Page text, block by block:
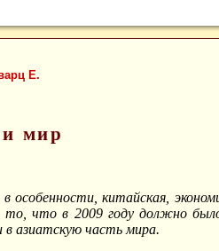
Е.
мир
особенности, китайская,
что в 2009 году должно
азиатскую часть мира.